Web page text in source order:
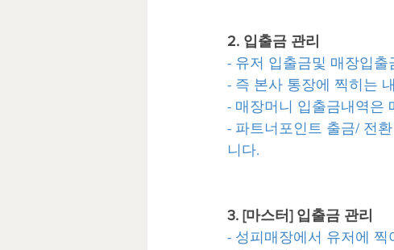
2. 입출금 관리
- 유저 입출금및 매장입
- 즉 본사 통장에 찍히는
- 매장머니 입출금내역은
- 파트너포인트 출금/ 전
니다.
3. [마스터] 입출금 관리
- 성피매장에서 유저에